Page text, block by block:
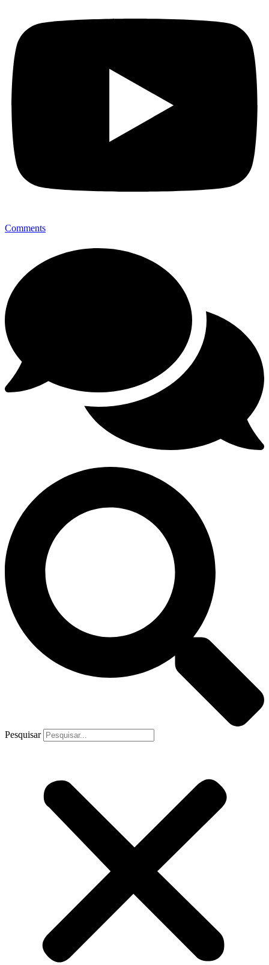
Comments
Pesquisar